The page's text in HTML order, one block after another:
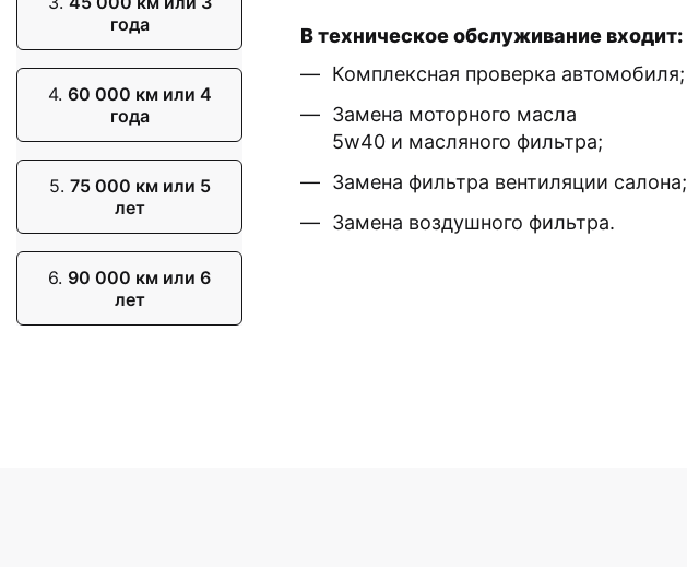
года
4. 60 000 км или 4
года
5. 75 000 км или 5
лет
6. 90 000 км или 6
лет
В техническое обслуживание входит:
Комплексная проверка автомобиля;
Замена моторного масла
5w40 и масляного фильтра;
Замена фильтра вентиляции салона;
Замена воздушного фильтра.